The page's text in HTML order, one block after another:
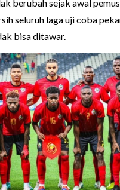
berubah sejak awal
seluruh laga uji coba
bisa ditawar.